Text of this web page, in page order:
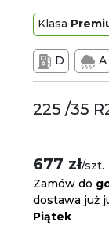
Klasa
D A
225 /35
677 zł/szt.
Zamów do
dostawa już
Piątek